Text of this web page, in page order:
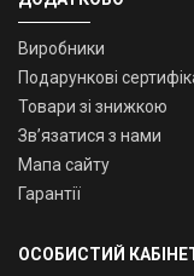
Виробники
Подарункові
Товари зі знижкою
Зв’язатися з нами
Мапа сайту
Гарантії
ОСОБИСТИЙ